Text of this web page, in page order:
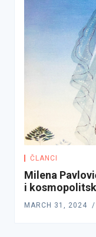
ČLANCI
Milena
i
MARCH 31, 2024